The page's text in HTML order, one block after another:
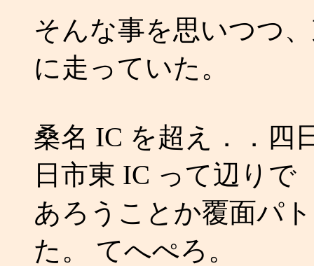
そんな事を思いつつ
に走っていた。
桑名 IC を超え．．四
日市東 IC って辺りで
あろうことか覆面パ
た。 てへぺろ。